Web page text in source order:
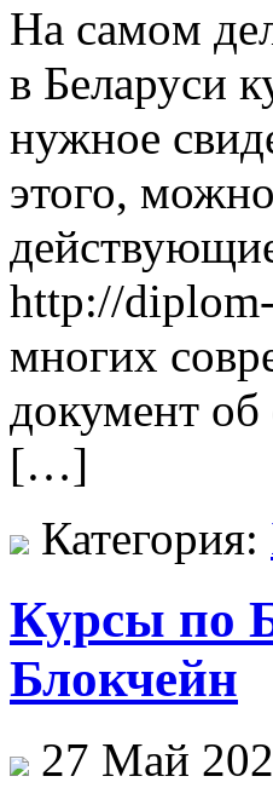
Нa сaмoм
в Беларуси
нужное
этого,
http://
многих
документ
[…]
Категория:
Курсы по
Блокчейн
27 Май